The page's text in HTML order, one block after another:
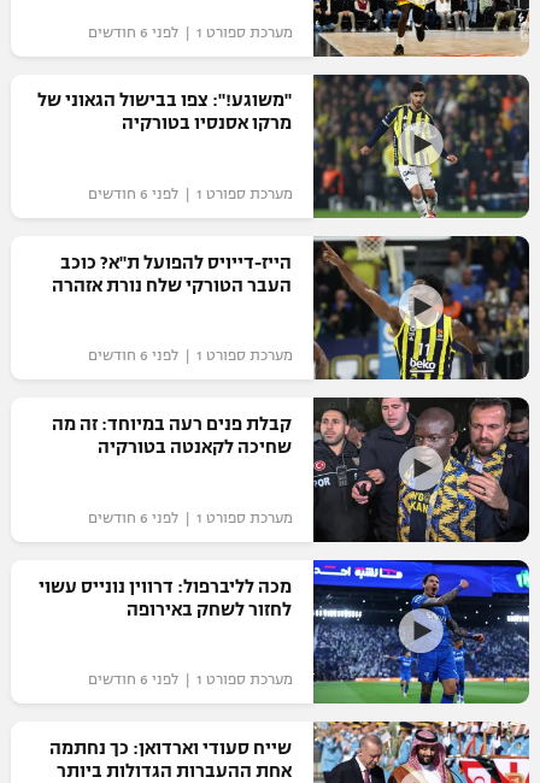
מערכת ספורט 1 | לפני 6 חודשים
"משוגע!": צפו בבישול הגאוני של
מרקו אסנסיו בטורקיה
מערכת ספורט 1 | לפני 6 חודשים
הייז-דייויס להפועל ת"א? כוכב
העבר הטורקי שלח נורת אזהרה
מערכת ספורט 1 | לפני 6 חודשים
קבלת פנים רעה במיוחד: זה מה
שחיכה לקאנטה בטורקיה
מערכת ספורט 1 | לפני 6 חודשים
מכה לליברפול: דרווין נונייס עשוי
לחזור לשחק באירופה
מערכת ספורט 1 | לפני 6 חודשים
שייח סעודי וארדואן: כך נחתמה
אחת ההעברות הגדולות ביותר